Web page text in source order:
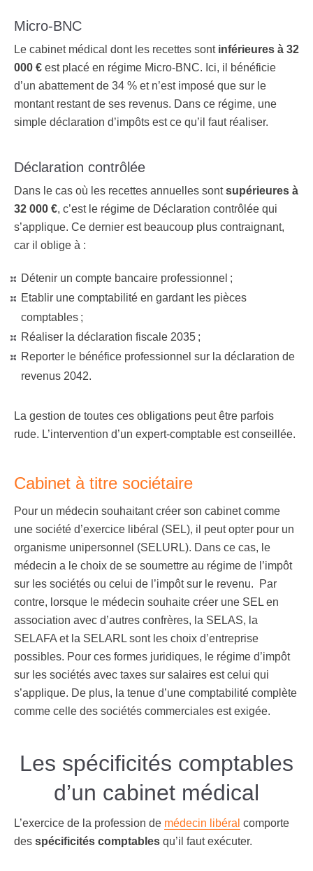
Micro-BNC
Le cabinet médical dont les recettes sontinférieures à 32
000 € est placé en régime Micro-BNC. Ici, il bénéficie
d’un abattement de 34 % et n’est imposé que sur le
montant restant de ses revenus. Dans ce régime, une
simple déclaration d’impôts est ce qu’il faut réaliser.
Déclaration contrôlée
Dans le cas où les recettes annuelles sontsupérieures à
32 000 €, c’est le régime de Déclaration contrôlée qui
s’applique. Ce dernier est beaucoup plus contraignant,
car il oblige à :
Détenir un compte bancaire professionnel ;
Etablir une comptabilité en gardant les pièces
comptables ;
Réaliser la déclaration fiscale 2035 ;
Reporter le bénéfice professionnel sur la déclaration de
revenus 2042.
La gestion de toutes ces obligations peut être parfois
rude. L’intervention d’un expert-comptable est conseillée.
Cabinet à titre sociétaire
Pour un médecin souhaitant créer son cabinet comme
une société d’exercice libéral (SEL), il peut opter pour un
organisme unipersonnel (SELURL). Dans ce cas, le
médecin a le choix de se soumettre au régime de l’impôt
sur les sociétés ou celui de l’impôt sur le revenu.
Par
contre, lorsque le médecin souhaite créer une SEL en
association avec d’autres confrères, la SELAS, la
SELAFA et la SELARL sont les choix d’entreprise
possibles. Pour ces formes juridiques, le régime d’impôt
sur les sociétés avec taxes sur salaires est celui qui
s’applique. De plus, la tenue d’une comptabilité complète
comme celle des sociétés commerciales est exigée.
Les spécificités comptables
d’un cabinet médical
L’exercice de la profession de médecin libéral comporte
des spécificités comptables qu’il faut exécuter.